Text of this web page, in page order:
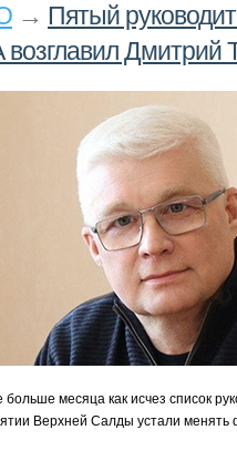
→ Пятый
Дмитрий
месяца как исчез список
Верхней Салды устали менять